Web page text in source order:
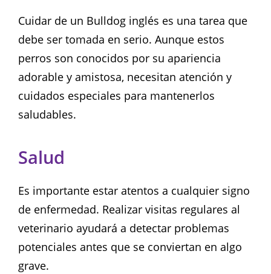
Cuidar de un Bulldog inglés es una tarea que
debe ser tomada en serio. Aunque estos
perros son conocidos por su apariencia
adorable y amistosa, necesitan atención y
cuidados especiales para mantenerlos
saludables.
Salud
Es importante estar atentos a cualquier signo
de enfermedad. Realizar visitas regulares al
veterinario ayudará a detectar problemas
potenciales antes que se conviertan en algo
grave.